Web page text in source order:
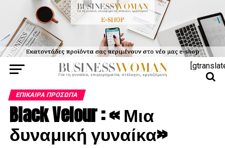
ΕΠΊΚΑΙΡΑ ΠΡΌΣΩΠΑ
Black Velour : « Μια
δυναμική γυναίκα»